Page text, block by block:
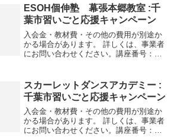
ESOH個伸塾 幕張本郷教室 :千
葉市習いごと応援キャンペーン
入会金・教材費・その他の費用が別途か
かる場合があります。 詳しくは、事業者
にお問い合わせください。講座番号：
2022/03/31個別指導 英語2...
スカーレットダンスアカデミー :
千葉市習いごと応援キャンペーン
入会金・教材費・その他の費用が別途か
かる場合があります。 詳しくは、事業者
にお問い合わせください。講座番号：